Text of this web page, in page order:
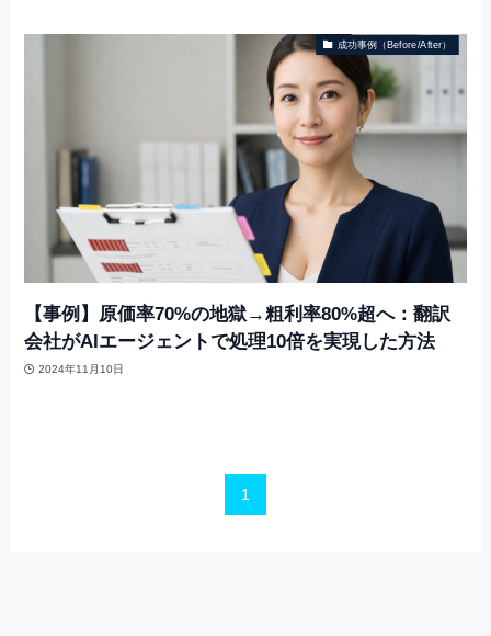
成功事例（Before/After）
【事例】原価率70%の地獄→粗利率80%超へ：翻訳
会社がAIエージェントで処理10倍を実現した方法
2024年11月10日
1